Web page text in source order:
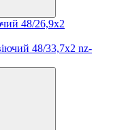
48/26,9х2